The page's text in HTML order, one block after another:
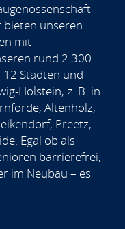
bieten unseren
mit
rund 2.300
Städten und
Holstein, z. B. in
Altenholz,
Preetz,
Egal ob als
barrierefrei,
im Neubau – es